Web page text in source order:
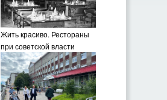
Жить красиво. Рестораны
при советской власти